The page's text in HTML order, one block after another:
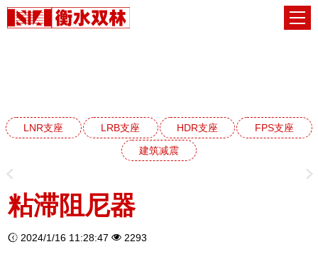
LNR支座 LRB支座 HDR支座
FPS支座
建筑减震
粘滞阻尼器
2024/1/16 11:28:47 2293